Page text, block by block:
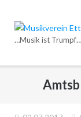
…Musik ist Trumpf…